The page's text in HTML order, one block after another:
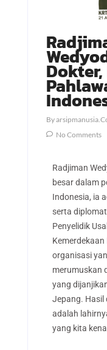
By
No Comments
Radjiman
besar dalam
Indonesia, ia
serta
Penyelidik
Kemerdekaan
organisasi
merumuskan
yang
Jepang. Hasil
adalah
yang kita